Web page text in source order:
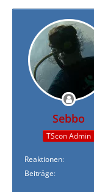
Sebbo
TScon Admin
Reaktionen
Beiträge